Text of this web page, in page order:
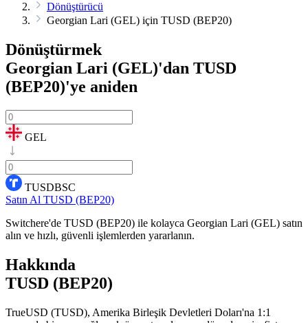
Dönüştürücü
Georgian Lari (GEL) için TUSD (BEP20)
Dönüştürmek
Georgian Lari (GEL)'dan TUSD
(BEP20)'ye aniden
GEL
TUSDBSC
Satın Al TUSD (BEP20)
Switchere'de TUSD (BEP20) ile kolayca Georgian Lari (GEL) satın
alın ve hızlı, güvenli işlemlerden yararlanın.
Hakkında
TUSD (BEP20)
TrueUSD (TUSD), Amerika Birleşik Devletleri Doları'na 1:1